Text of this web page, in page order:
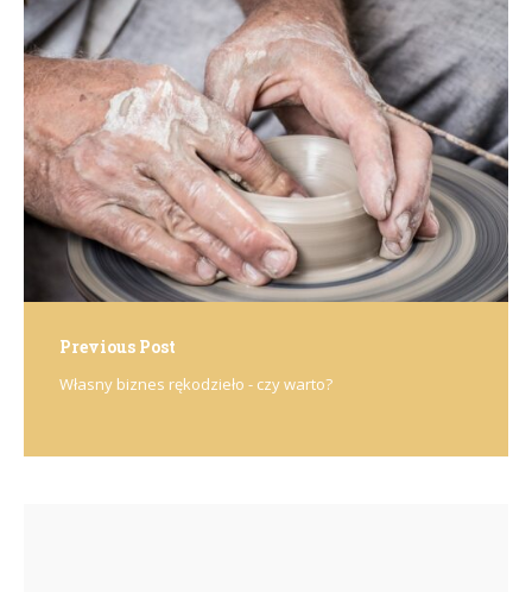
Post
navigation
Previous Post
Własny biznes rękodzieło - czy warto?